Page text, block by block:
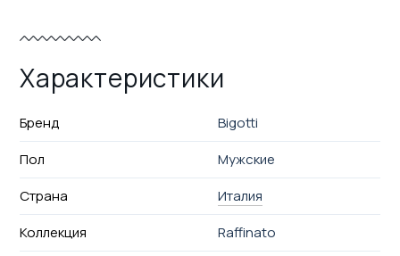
Характеристики
Бренд
Bigotti
Пол
Мужские
Страна
Италия
Коллекция
Raffinato